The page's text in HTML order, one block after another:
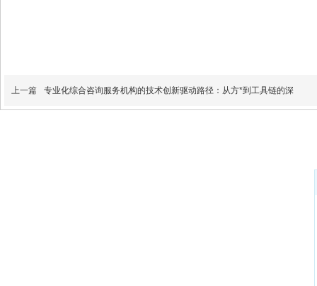
上一篇 专业化综合咨询服务机构的技术创新驱动路径：从方*到工具链的深